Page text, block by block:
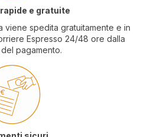
e gratuite
viene spedita gratuitamente e in
Espresso 24/48 ore dalla
pagamento.